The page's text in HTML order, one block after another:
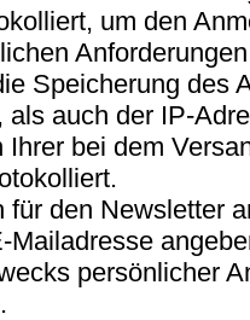
um den
Speicherung des
auch der IP-
bei dem
den Newsletter
Mailadresse
persönlicher